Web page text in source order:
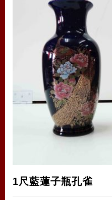
1尺藍蓮子瓶孔雀